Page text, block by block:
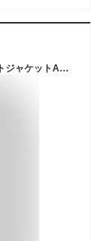
【SALE 35%OFF】マムート ハイキングWBフーデットジャケットAF【ウィメンズ】 MAMMUT Hiking WB Hooded Jacket AF Women レディース 1012-00401 トップス アウター コート ジャケッ トアウトドア フェス キャンプ 【正規品】